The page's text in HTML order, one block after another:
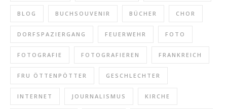
BLOG BUCHSOUVENIR BÜCHER CHOR
DORFSPAZIERGANG FEUERWEHR FOTO
FOTOGRAFIE FOTOGRAFIEREN FRANKREICH
FRU ÖTTENPÖTTER GESCHLECHTER
INTERNET JOURNALISMUS KIRCHE